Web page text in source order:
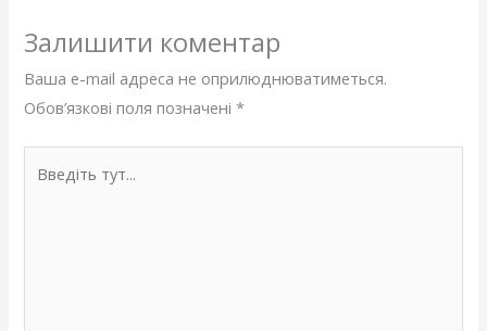
Залишити коментар
Ваша e-mail адреса не оприлюднюватиметься.
Обов’язкові поля позначені*